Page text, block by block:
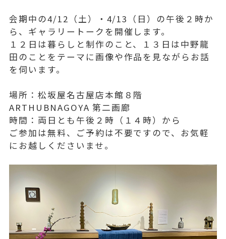
会期中の4/12（土）・4/13（日）の午後２時か
ら、ギャラリートークを開催します。
１２日は暮らしと制作のこと、１３日は中野龍
田のことをテーマに画像や作品を見ながらお話
を伺います。
場所：松坂屋名古屋店本館８階
ARTHUBNAGOYA 第二画廊
時間：両日とも午後２時（１４時）から
ご参加は無料、ご予約は不要ですので、お気軽
にお越しくださいませ。